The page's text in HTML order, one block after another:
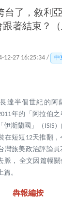
台了，敘利
跟著結束？
12-27 16:25:34 /
中
達半個世紀的阿
年的「阿拉伯之
伊斯蘭國」（ISIS
在短短12天推翻
灣旅美政治評論員
脈， 全文因篇幅關
。
犇報編按